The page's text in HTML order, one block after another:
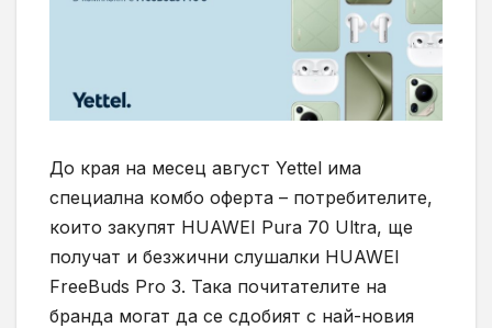
До края на месец август Yettel има
специална комбо оферта – потребителите,
които закупят HUAWEI Pura 70 Ultra, ще
получат и безжични слушалки HUAWEI
FreeBuds Pro 3. Така почитателите на
бранда могат да се сдобият с най-новия